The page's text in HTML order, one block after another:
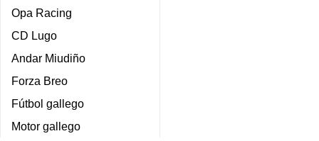
Opa Racing
CD Lugo
Andar Miudiño
Forza Breo
Fútbol gallego
Motor gallego